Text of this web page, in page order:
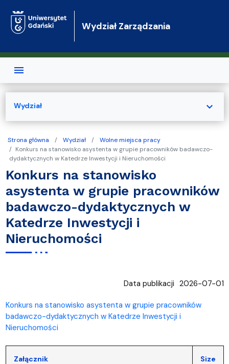
Wydział Zarządzania
Strona główna Wydział
Wolne miejsca pracy
Konkurs na stanowisko asystenta w grupie pracowników badawczo-
dydaktycznych w Katedrze Inwestycji i Nieruchomości
Konkurs na stanowisko
asystenta w grupie pracowników
badawczo-dydaktycznych w
Katedrze Inwestycji i
Nieruchomości
Data publikacji 2026-07-01
Konkurs na stanowisko asystenta w grupie pracowników
badawczo-dydaktycznych w Katedrze Inwestycji i
Nieruchomości
Załącznik Size
Wydział expand_more